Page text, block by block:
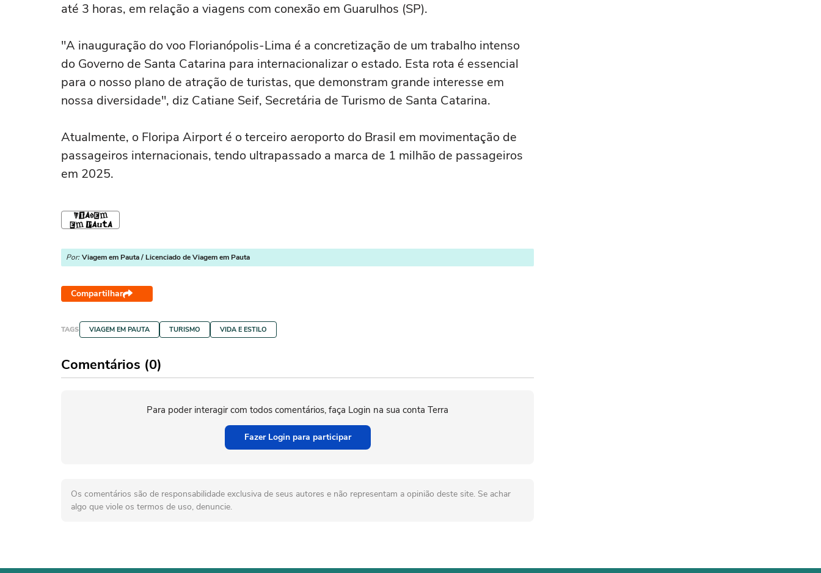
até 3 horas, em relação a viagens com conexão em Guarulhos (SP).
"A inauguração do voo Florianópolis-Lima é a concretização de um trabalho intenso
do Governo de Santa Catarina para internacionalizar o estado. Esta rota é essencial
para o nosso plano de atração de turistas, que demonstram grande interesse em
nossa diversidade", diz Catiane Seif, Secretária de Turismo de Santa Catarina.
Atualmente, o Floripa Airport é o terceiro aeroporto do Brasil em movimentação de
passageiros internacionais, tendo ultrapassado a marca de 1 milhão de passageiros
em 2025.
Por: Viagem em Pauta / Licenciado de Viagem em Pauta
Compartilhar
TAGS VIAGEM EM PAUTA TURISMO VIDA E ESTILO
Comentários (0)
Para poder interagir com todos comentários, faça Login na sua conta Terra
Fazer Login para participar
Os comentários são de responsabilidade exclusiva de seus autores e não representam a opinião deste site. Se achar
algo que viole os termos de uso, denuncie.